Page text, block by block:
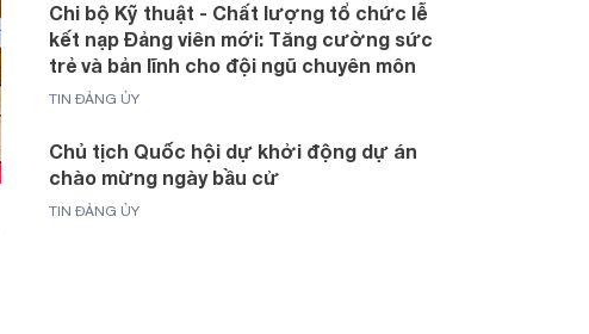
Chi bộ Kỹ thuật - Chất lượng tổ chức lễ
kết nạp Đảng viên mới: Tăng cường sức
trẻ và bản lĩnh cho đội ngũ chuyên môn
TIN ĐẢNG ỦY
Chủ tịch Quốc hội dự khởi động dự án
chào mừng ngày bầu cử
TIN ĐẢNG ỦY